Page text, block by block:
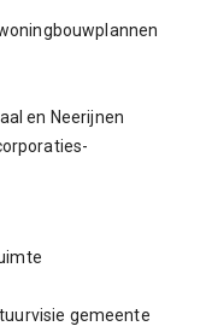
en Neerijnen
gemeente